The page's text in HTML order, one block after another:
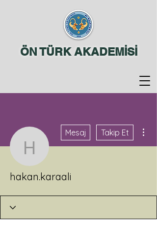
ÖN TÜRK AKADEMİSİ
hakan.karaali
Mesaj Takip Et
hakan.karaali